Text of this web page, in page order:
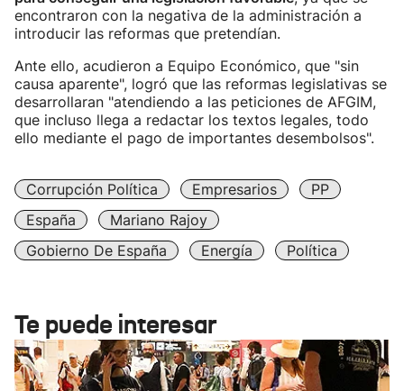
encontraron con la negativa de la administración a
introducir las reformas que pretendían.
Ante ello, acudieron a Equipo Económico, que "sin
causa aparente", logró que las reformas legislativas se
desarrollaran "atendiendo a las peticiones de AFGIM,
que incluso llega a redactar los textos legales, todo
ello mediante el pago de importantes desembolsos".
Corrupción Política Empresarios
PP
España
Mariano Rajoy
Gobierno De España
Energía Política
Te puede interesar